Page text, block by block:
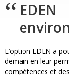
L’option EDEN a
demain en leur
compétences et